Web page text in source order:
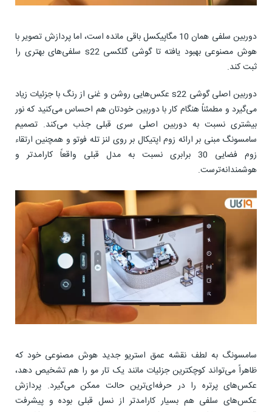
دوربین سلفی همان 10 مگاپیکسل باقی مانده است، اما پردازش تصویر با
هوش مصنوعی بهبود یافته تا گوشی گلکسی s22 سلفی‌های بهتری را
ثبت کند.
دوربین اصلی گوشی s22 عکس‌هایی روشن و غنی از رنگ‌ با جزئیات زیاد
می‌گیرد و مطمئناً هنگام کار با دوربین خودتان هم احساس می‌کنید که نور
بیشتری نسبت به دوربین اصلی سری قبلی جذب می‌کند. تصمیم
سامسونگ مبنی بر ارائه زوم اپتیکال بر روی لنز تله فوتو و همچنین ارتقاء
زوم فضایی 30 برابری نسبت به مدل قبلی واقعاً کارامدتر و
هوشمندانه‌ترست.
سامسونگ به لطف نقشه عمق استریو جدید هوش مصنوعی خود که
ظاهراً می‌تواند کوچکترین جزئیات مانند یک تار مو را هم تشخیص دهد،
عکس‌های پرتره را در حرفه‌ای‌ترین حالت ممکن می‌گیرد. پردازش
عکس‌های سلفی هم بسیار کارامدتر از نسل قبلی بوده و پیشرفت